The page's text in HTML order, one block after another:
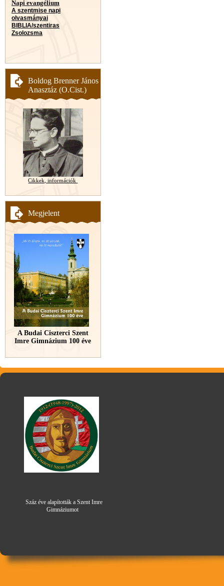
Napi evangélium
A szentmise napi
olvasmányai
BIBLIA/szentiras
Zsolozsma
Boldog Brenner János
Anasztáz (O.Cist.)
Cikkek, információk
Megjelent
A Budai Ciszterci Szent
Imre Gimnázium 100 éve
Száz éve alapították a Szent Imre
Gimnáziumot